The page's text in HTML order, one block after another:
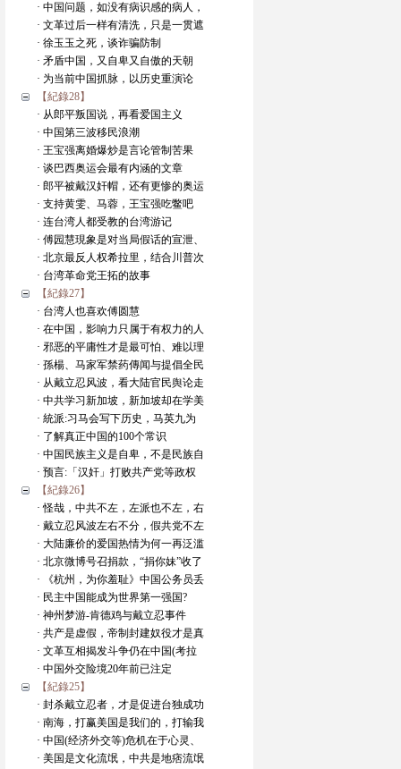
· 中国问题，如没有病识感的病人，
· 文革过后一样有清洗，只是一贯遮
· 徐玉玉之死，谈诈骗防制
· 矛盾中国，又自卑又自傲的天朝
· 为当前中国抓脉，以历史重演论
【紀錄28】
· 从郎平叛国说，再看爱国主义
· 中国第三波移民浪潮
· 王宝强离婚爆炒是言论管制苦果
· 谈巴西奥运会最有内涵的文章
· 郎平被戴汉奸帽，还有更惨的奥运
· 支持黄雯、马蓉，王宝强吃鳖吧
· 连台湾人都受教的台湾游记
· 傅园慧現象是对当局假话的宣泄、
· 北京最反人权希拉里，结合川普次
· 台湾革命党王拓的故事
【紀錄27】
· 台湾人也喜欢傅圆慧
· 在中国，影响力只属于有权力的人
· 邪恶的平庸性才是最可怕、难以理
· 孫楊、马家军禁药傳闻与提倡全民
· 从戴立忍风波，看大陆官民舆论走
· 中共学习新加坡，新加坡却在学美
· 統派:习马会写下历史，马英九为
· 了解真正中国的100个常识
· 中国民族主义是自卑，不是民族自
· 预言:「汉奸」打败共产党等政权
【紀錄26】
· 怪哉，中共不左，左派也不左，右
· 戴立忍风波左右不分，假共党不左
· 大陆廉价的爱国热情为何一再泛滥
· 北京微博号召捐款，“捐你妹”收了
· 《杭州，为你羞耻》中国公务员丢
· 民主中国能成为世界第一强国?
· 神州梦游-肯德鸡与戴立忍事件
· 共产是虚假，帝制封建奴役才是真
· 文革互相揭发斗争仍在中国(考拉
· 中国外交险境20年前已注定
【紀錄25】
· 封杀戴立忍者，才是促进台独成功
· 南海，打赢美国是我们的，打输我
· 中国(经济外交等)危机在于心灵、
· 美国是文化流氓，中共是地痞流氓